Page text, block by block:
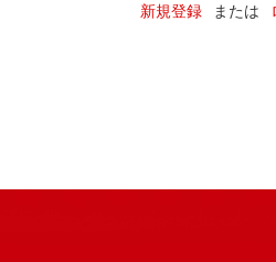
新規登録 または